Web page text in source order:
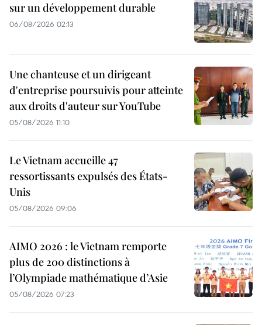
sur un développement durable
06/08/2026 02:13
Une chanteuse et un dirigeant
d'entreprise poursuivis pour atteinte
aux droits d'auteur sur YouTube
05/08/2026 11:10
Le Vietnam accueille 47
ressortissants expulsés des États-
Unis
05/08/2026 09:06
AIMO 2026 : le Vietnam remporte
plus de 200 distinctions à
l’Olympiade mathématique d’Asie
05/08/2026 07:23